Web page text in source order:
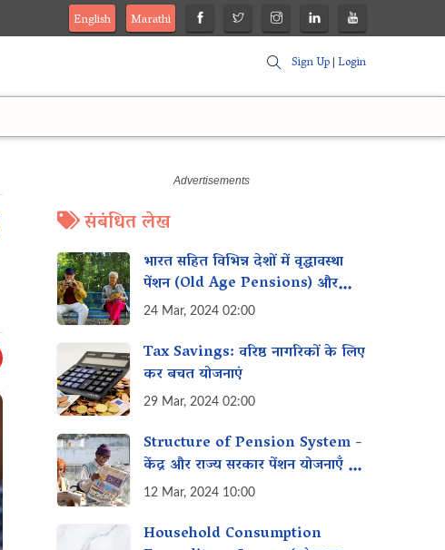
English
Marathi
Sign Up|Login
संबंधित लेख
भारत सहित विभिन्न देशों में वृद्धावस्था
पेंशन (Old Age Pensions) और
सामाजिक सुरक्षा (Social Security)
24 Mar, 2024 02:00
Tax Savings: वरिष्ठ नागरिकों के लिए
कर बचत योजनाएं
29 Mar, 2024 02:00
Structure of Pension System -
केंद्र और राज्य सरकार पेंशन योजनाएँ की
तुलना
12 Mar, 2024 10:00
Household Consumption